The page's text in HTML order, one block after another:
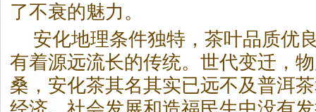
了不衰的魅力。
安化地理条件独特，茶叶品质优
有着源远流长的传统。世代变迁，
桑，安化茶其名其实已远不及普洱